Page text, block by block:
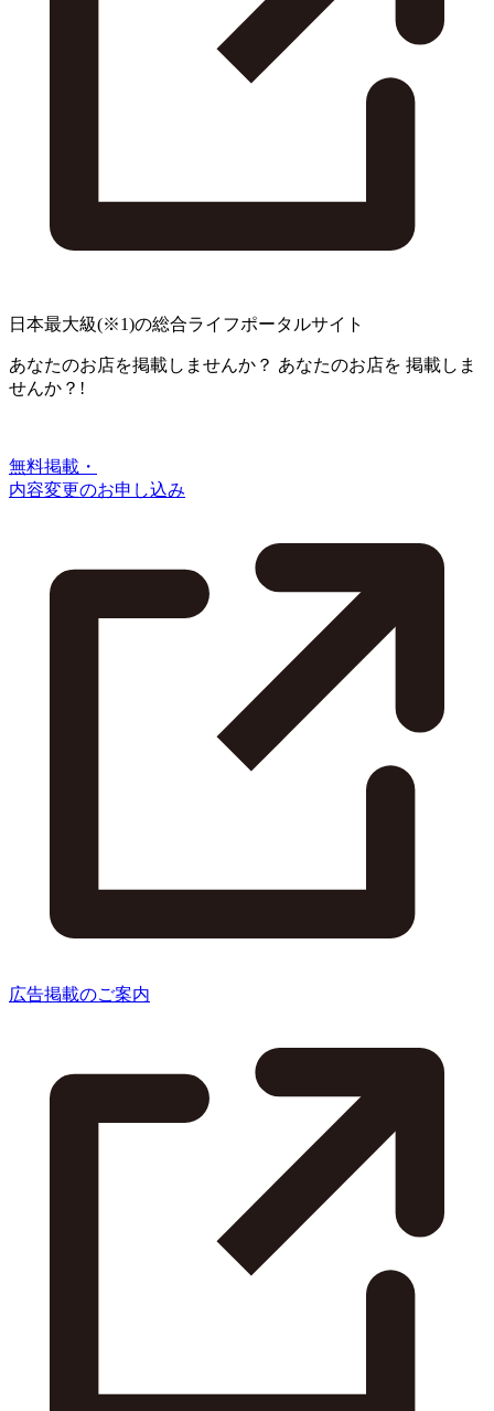
日本最大級(※1)の総合ライフポータルサイト
あなたのお店を掲載しませんか？ あなたのお店を 掲載しま
せんか？!
無料掲載・
内容変更のお申し込み
広告掲載のご案内